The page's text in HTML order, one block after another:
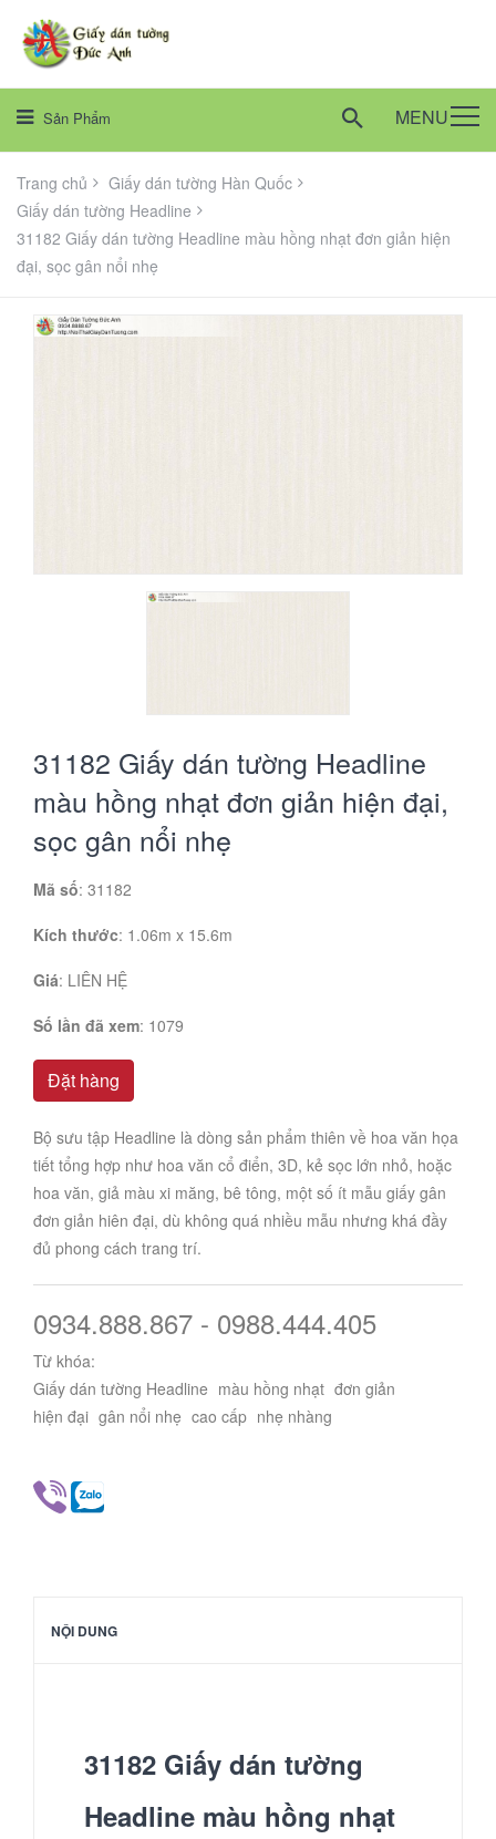
Sản Phẩm MENU
Trang chủ
Giấy dán tường Hàn Quốc
Giấy dán tường Headline
31182 Giấy dán tường Headline màu hồng nhạt đơn giản hiện
đại, sọc gân nổi nhẹ
31182 Giấy dán tường Headline
màu hồng nhạt đơn giản hiện đại,
sọc gân nổi nhẹ
Mã số: 31182
Kích thước: 1.06m x 15.6m
Giá: LIÊN HỆ
Số lần đã xem: 1079
Đặt hàng
Bộ sưu tập Headline là dòng sản phẩm thiên về hoa văn họa
tiết tổng hợp như hoa văn cổ điển, 3D, kẻ sọc lớn nhỏ, hoặc
hoa văn, giả màu xi măng, bê tông, một số ít mẫu giấy gân
đơn giản hiên đại, dù không quá nhiều mẫu nhưng khá đầy
đủ phong cách trang trí.
0934.888.867 - 0988.444.405
Từ khóa:
Giấy dán tường Headline màu hồng nhạt đơn giản
hiện đại gân nổi nhẹ cao cấp nhẹ nhàng
NỘI DUNG
31182 Giấy dán tường
Headline màu hồng nhạt